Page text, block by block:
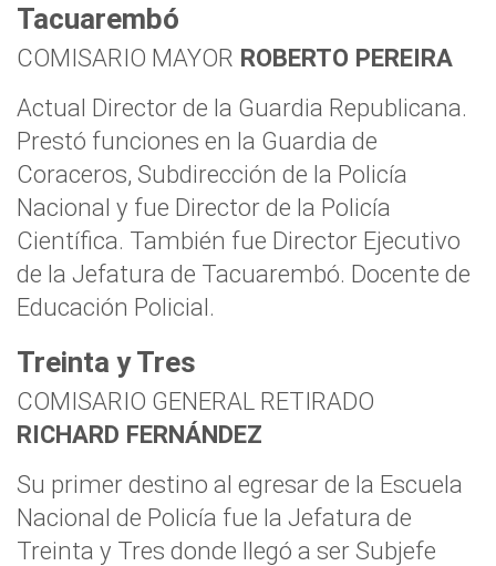
Tacuarembó
COMISARIO MAYOR ROBERTO PEREIRA
Actual Director de la Guardia Republicana.
Prestó funciones en la Guardia de
Coraceros, Subdirección de la Policía
Nacional y fue Director de la Policía
Científica. También fue Director Ejecutivo
de la Jefatura de Tacuarembó. Docente de
Educación Policial.
Treinta y Tres
COMISARIO GENERAL RETIRADO
RICHARD FERNÁNDEZ
Su primer destino al egresar de la Escuela
Nacional de Policía fue la Jefatura de
Treinta y Tres donde llegó a ser Subjefe